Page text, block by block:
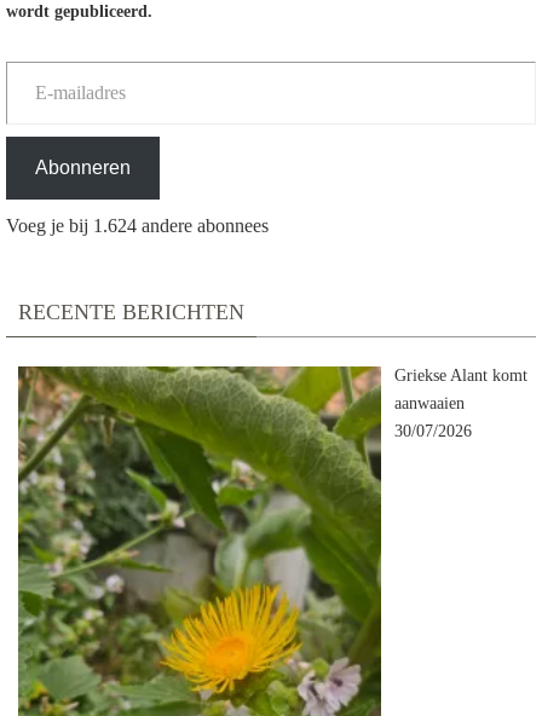
wordt gepubliceerd.
E-mailadres
Abonneren
Voeg je bij 1.624 andere abonnees
RECENTE BERICHTEN
Griekse Alant komt
aanwaaien
30/07/2026